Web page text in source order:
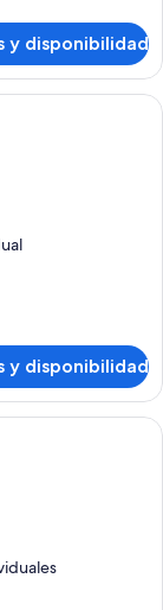
y disponibilidad
de hotel con dos
y disponibilidad
de hotel con cuatro